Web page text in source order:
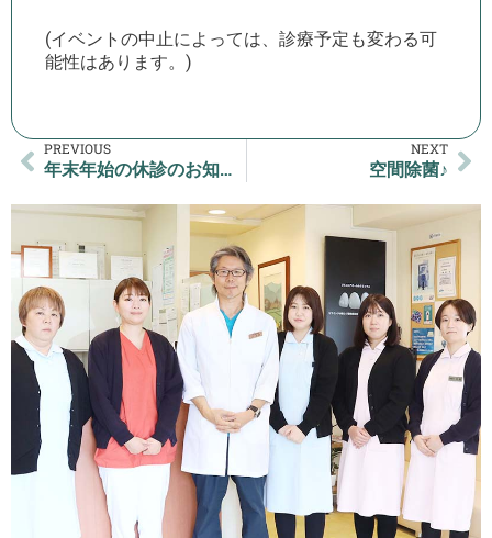
(イベントの中止によっては、診療予定も変わる可
能性はあります。)
PREVIOUS
年末年始の休診のお知らせ♪
NEXT
空間除菌♪